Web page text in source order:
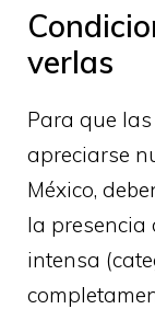
verlas
Para que
apreciarse
México,
la presencia
intensa